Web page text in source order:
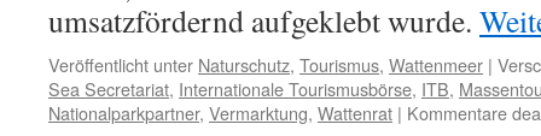
umsatzfördernd aufgeklebt wurde.
Veröffentlicht unter Naturschutz, Tourismus, Wattenmeer |
Sea Secretariat, Internationale Tourismusbörse, ITB,
Nationalparkpartner, Vermarktung, Wattenrat | Kommentare